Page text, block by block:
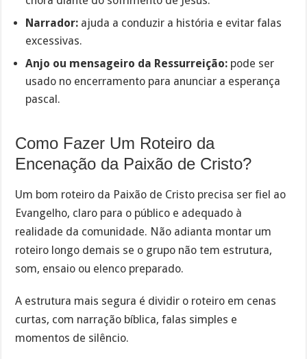
Narrador: ajuda a conduzir a história e evitar falas
excessivas.
Anjo ou mensageiro da Ressurreição: pode ser
usado no encerramento para anunciar a esperança
pascal.
Como Fazer Um Roteiro da
Encenação da Paixão de Cristo?
Um bom roteiro da Paixão de Cristo precisa ser fiel ao
Evangelho, claro para o público e adequado à
realidade da comunidade. Não adianta montar um
roteiro longo demais se o grupo não tem estrutura,
som, ensaio ou elenco preparado.
A estrutura mais segura é dividir o roteiro em cenas
curtas, com narração bíblica, falas simples e
momentos de silêncio.